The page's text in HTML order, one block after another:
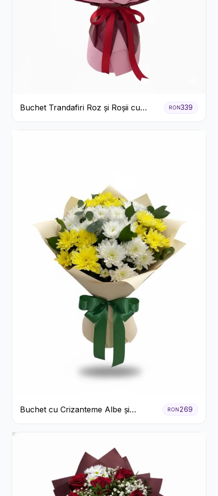
Buchet Trandafiri Roz și Roșii cu
Eucalipt și Gypsophila
RON339
Buchet cu Crizanteme Albe și
Galbene
RON269